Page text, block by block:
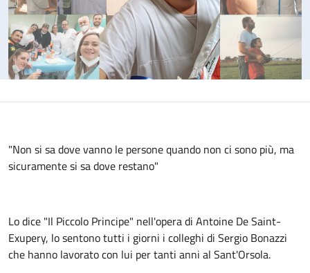
"Non si sa dove vanno le persone quando non ci sono più, ma
sicuramente si sa dove restano"
Lo dice "Il Piccolo Principe" nell'opera di Antoine De Saint-
Exupery, lo sentono tutti i giorni i colleghi di Sergio Bonazzi
che hanno lavorato con lui per tanti anni al Sant'Orsola.